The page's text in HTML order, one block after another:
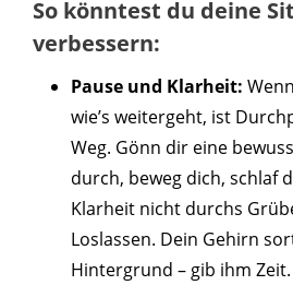
So könntest du deine
verbessern:
Pause und Klarheit:
wie’s weitergeht, ist
Weg. Gönn dir eine
durch, beweg dich, schlaf
Klarheit nicht durchs
Loslassen. Dein Gehirn
Hintergrund – gib ihm Zeit.